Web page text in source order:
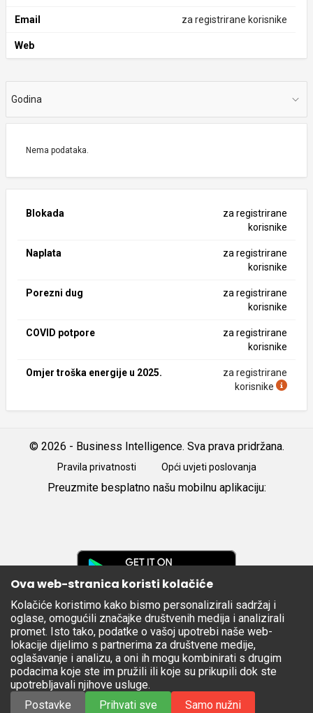
Email za registrirane korisnike
Web
Godina
Nema podataka.
Blokada
za registrirane
korisnike
Naplata
za registrirane
korisnike
Porezni dug
za registrirane
korisnike
COVID potpore
za registrirane
korisnike
Omjer troška energije u 2025.
za registrirane
korisnike
© 2026 - Business Intelligence. Sva prava pridržana.
Pravila privatnosti Opći uvjeti poslovanja
Preuzmite besplatno našu mobilnu aplikaciju:
Apple
Store
Ova web-stranica koristi kolačiće
Kolačiće koristimo kako bismo personalizirali sadržaj i
oglase, omogućili značajke društvenih medija i analizirali
promet. Isto tako, podatke o vašoj upotrebi naše web-
lokacije dijelimo s partnerima za društvene medije,
oglašavanje i analizu, a oni ih mogu kombinirati s drugim
podacima koje ste im pružili ili koje su prikupili dok ste
upotrebljavali njihove usluge.
Postavke
Prihvati sve Samo nužni